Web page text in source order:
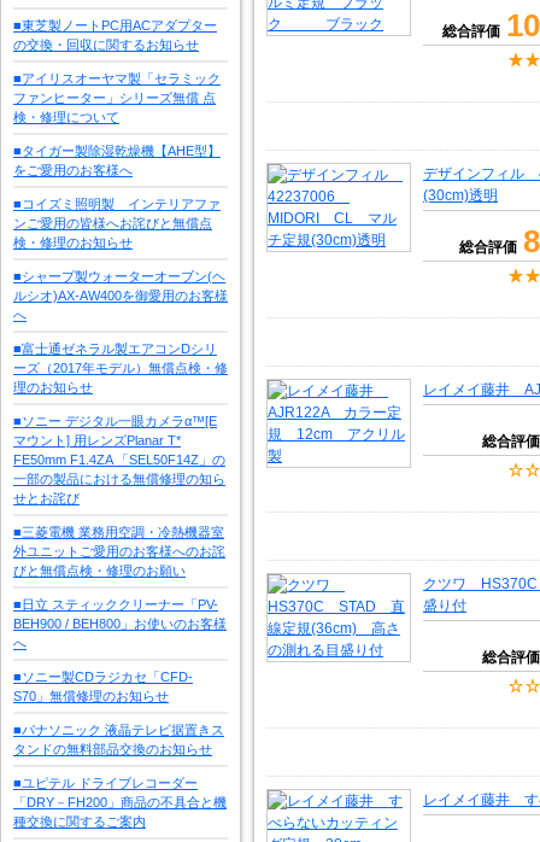
■東芝製ノートPC用ACアダプター
の交換・回収に関するお知らせ
■アイリスオーヤマ製「セラミック
ファンヒーター」シリーズ無償 点
検・修理について
■タイガー製除湿乾燥機【AHE型】
をご愛用のお客様へ
■コイズミ照明製 インテリアファ
ンご愛用の皆様へお詫びと無償点
検・修理のお知らせ
■シャープ製ウォーターオーブン(ヘ
ルシオ)AX-AW400を御愛用のお客様
へ
■富士通ゼネラル製エアコンDシリ
ーズ（2017年モデル）無償点検・修
理のお知らせ
■ソニー デジタル一眼カメラα™[E
マウント] 用レンズPlanar T*
FE50mm F1.4ZA 「SEL50F14Z」の
一部の製品における無償修理の知ら
せとお詫び
■三菱電機 業務用空調・冷熱機器室
外ユニットご愛用のお客様へのお詫
びと無償点検・修理のお願い
■日立 スティッククリーナー「PV-
BEH900 / BEH800」お使いのお客様
へ
■ソニー製CDラジカセ「CFD-
S70」無償修理のお知らせ
■パナソニック 液晶テレビ据置きス
タンドの無料部品交換のお知らせ
■ユピテル ドライブレコーダー
「DRY－FH200」商品の不具合と機
種交換に関するご案内
総合評価
デザインフィ
(30cm)透明
総合評価
レイメイ藤井
総合評価
クツワ
盛り付
総合評価
レイメイ藤井